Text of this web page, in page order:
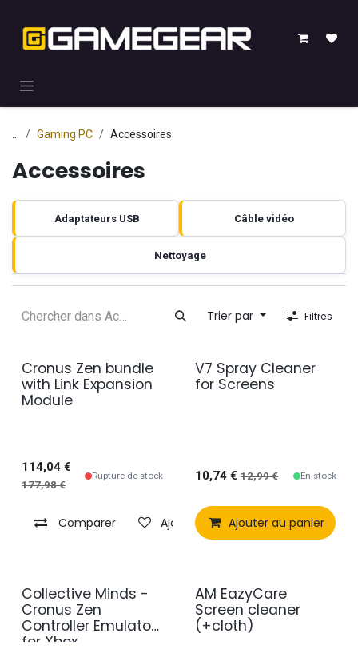
Gaming PC Accessoires
Accessoires
Adaptateurs USB Câble vidéo
Nettoyage
Trier par Filtres
Cronus Zen bundle
with Link Expansion
Module
114,04 €
177,98€
Rupture de stock
Comparer Ajouter à la liste de souhaits
V7 Spray Cleaner
for Screens
10,74€ 12,99€ En stock
Ajouter au panier
en promotion
Collective Minds -
Cronus Zen
Controller Emulator
for Xbox,
AM EazyCare
Screen cleaner
(+cloth)